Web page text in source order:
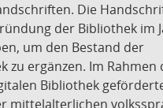
Die
der Bibliothek im
um den Bestand der
zu ergänzen. Im Rahmen
Bibliothek
mittelalterlichen